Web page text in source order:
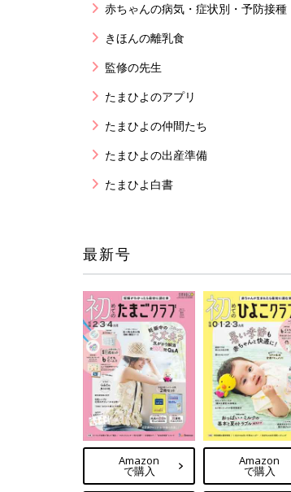
赤ちゃんの病気・症状別・予防接種
きほんの離乳食
監修の先生
たまひよのアプリ
たまひよの仲間たち
たまひよの出産準備
たまひよ白書
最新号
Amazon
で購入
Amazon
で購入